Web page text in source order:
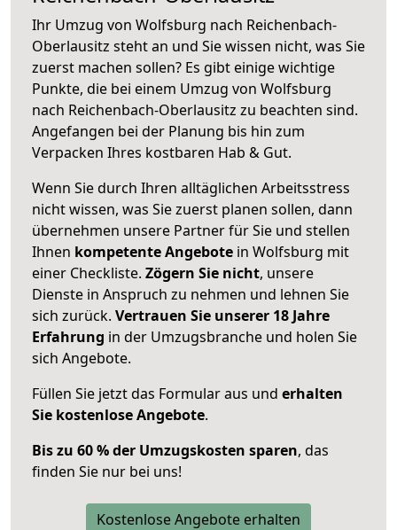
Ihr Umzug von Wolfsburg nach Reichenbach-
Oberlausitz steht an und Sie wissen nicht, was Sie
zuerst machen sollen? Es gibt einige wichtige
Punkte, die bei einem Umzug von Wolfsburg
nach Reichenbach-Oberlausitz zu beachten sind.
Angefangen bei der Planung bis hin zum
Verpacken Ihres kostbaren Hab & Gut.
Wenn Sie durch Ihren alltäglichen Arbeitsstress
nicht wissen, was Sie zuerst planen sollen, dann
übernehmen unsere Partner für Sie und stellen
Ihnen kompetente Angebote in Wolfsburg mit
einer Checkliste. Zögern Sie nicht, unsere
Dienste in Anspruch zu nehmen und lehnen Sie
sich zurück. Vertrauen Sie unserer 18 Jahre
Erfahrung in der Umzugsbranche und holen Sie
sich Angebote.
Füllen Sie jetzt das Formular aus und erhalten
Sie kostenlose Angebote.
Bis zu 60 % der Umzugskosten sparen, das
finden Sie nur bei uns!
Kostenlose Angebote erhalten